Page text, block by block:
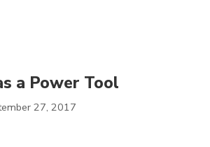
a Power Tool
27, 2017